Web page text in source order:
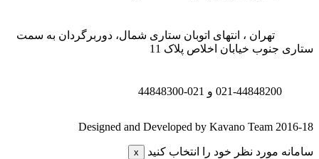
تهران ، انتهای اتوبان ستاری شمال، دوربرگردان به سمت
جنوب خیابان اخلاص پلاک 11
021-44848200 و 021-44848300
Designed and Developed by Kavano Team 2016-
مورد نظر خود را انتخاب کنید